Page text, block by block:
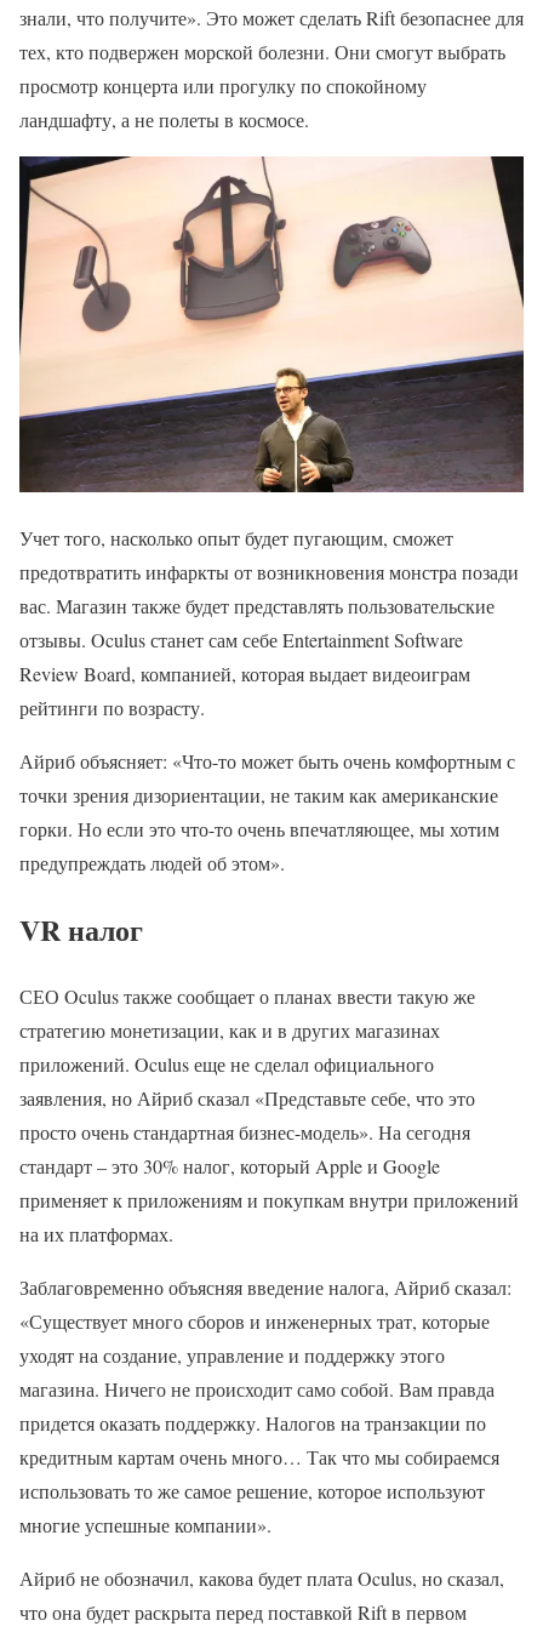
знали, что получите». Это может сделать Rift безопаснее для
тех, кто подвержен морской болезни. Они смогут выбрать
просмотр концерта или прогулку по спокойному
ландшафту, а не полеты в космосе.
Учет того, насколько опыт будет пугающим, сможет
предотвратить инфаркты от возникновения монстра позади
вас. Магазин также будет представлять пользовательские
отзывы. Oculus станет сам себе Entertainment Software
Review Board, компанией, которая выдает видеоиграм
рейтинги по возрасту.
Айриб объясняет: «Что-то может быть очень комфортным с
точки зрения дизориентации, не таким как американские
горки. Но если это что-то очень впечатляющее, мы хотим
предупреждать людей об этом».
VR налог
СЕО Oculus также сообщает о планах ввести такую же
стратегию монетизации, как и в других магазинах
приложений. Oculus еще не сделал официального
заявления, но Айриб сказал «Представьте себе, что это
просто очень стандартная бизнес-модель». На сегодня
стандарт – это 30% налог, который Apple и Google
применяет к приложениям и покупкам внутри приложений
на их платформах.
Заблаговременно объясняя введение налога, Айриб сказал:
«Существует много сборов и инженерных трат, которые
уходят на создание, управление и поддержку этого
магазина. Ничего не происходит само собой. Вам правда
придется оказать поддержку. Налогов на транзакции по
кредитным картам очень много… Так что мы собираемся
использовать то же самое решение, которое используют
многие успешные компании».
Айриб не обозначил, какова будет плата Oculus, но сказал,
что она будет раскрыта перед поставкой Rift в первом